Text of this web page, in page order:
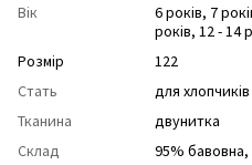
Вік
6 років, 7
років, 12 - 14
Розмір
122
Стать
для хлопчиків
Тканина
двунитка
Склад
95%